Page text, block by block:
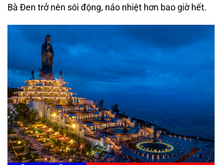
Bà Đen trở nên sôi động, náo nhiệt hơn bao giờ hết.